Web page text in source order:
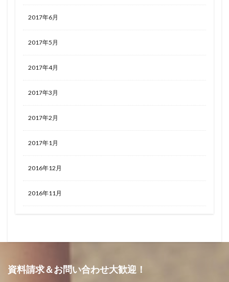
2017年6月
2017年5月
2017年4月
2017年3月
2017年2月
2017年1月
2016年12月
2016年11月
資料請求＆お問い合わせ大歓迎！